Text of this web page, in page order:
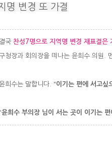
명 변경 또 가결
국 찬성7명으로 지역명 변경 재표결은
청장과 회의장을 떠나는 윤희수 의원.
희수는 말합니다. "이기는 편에 서고싶
윤희수 부의장 님이 서는 곳이 이기는